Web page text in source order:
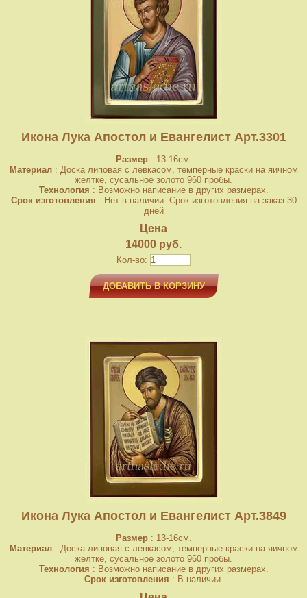
Икона Лука Апостол и Евангелист Арт.3301
Размер: 13-16см.
Материал: Доска липовая с левкасом, темперные краски на яичном
желтке, сусальное золото 960 пробы.
Технология : Возможно написание в других размерах.
Срок изготовления : Нет в наличии. Срок изготовления на заказ 30
дней
Цена
14000 руб.
Кол-во:
ДОБАВИТЬ В КОРЗИНУ
Икона Лука Апостол и Евангелист Арт.3849
Размер: 13-16см.
Материал: Доска липовая с левкасом, темперные краски на яичном
желтке, сусальное золото 960 пробы.
Технология : Возможно написание в других размерах.
Срок изготовления : В наличии.